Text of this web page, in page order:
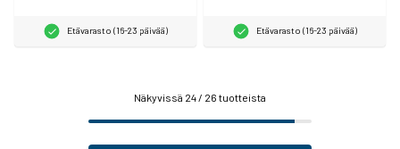
Etävarasto (16-23 päivää) Etävarasto (16-23 päivää)
Näkyvissä 24 / 26 tuotteista